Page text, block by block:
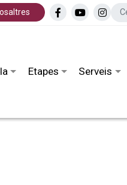
Etapes Serveis